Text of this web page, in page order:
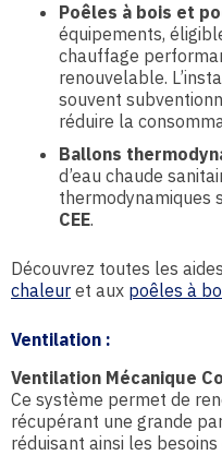
Poêles à bois et
équipements,
chauffage
renouvelable.
souvent
réduire la
Ballons
d’eau chaude
thermodynamiques
CEE.
Découvrez toutes les
chaleur et aux poêles à
Ventilation :
Ventilation Mécanique
Ce système permet de
récupérant une grande
réduisant ainsi les